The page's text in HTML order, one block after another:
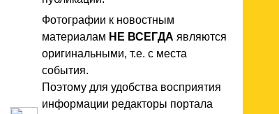
Фотографии к новостным
материалам НЕ ВСЕГДА являются
оригинальными, т.е. с места
события.
Поэтому для удобства восприятия
информации редакторы портала